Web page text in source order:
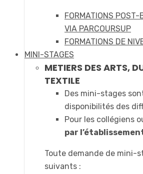
FORMATIONS
VIA PARCOURSUP
FORMATIONS DE
MINI-STAGES
METIERS DES ARTS,
TEXTILE
Des mini-stages
disponibilités des
Pour les collégiens
par
Toute demande de mini-
suivants :